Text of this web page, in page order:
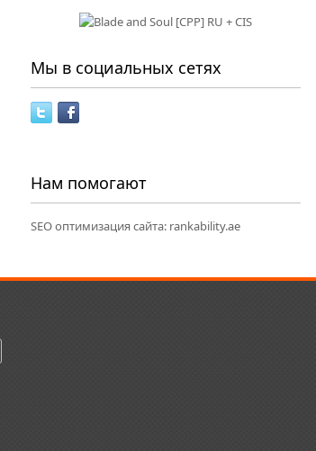
Мы в социальных сетях
Нам помогают
SEO оптимизация сайта: rankability.ae